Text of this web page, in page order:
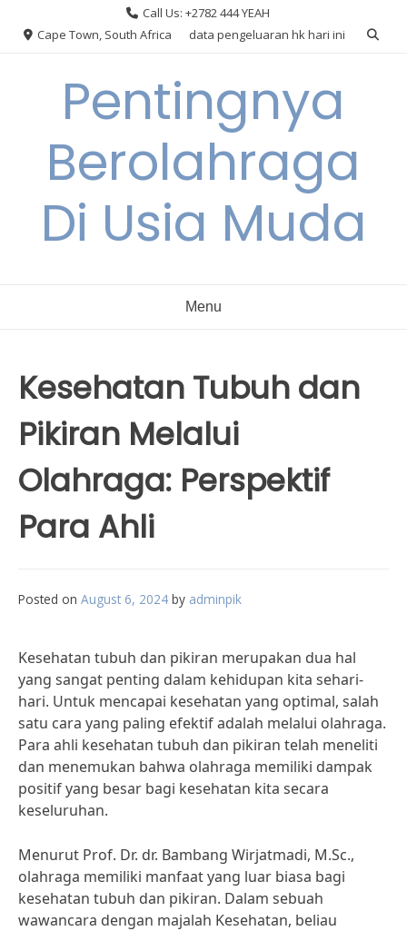
Call Us: +2782 444 YEAH
Cape Town, South Africa
data pengeluaran hk hari ini
Pentingnya
Berolahraga
Di Usia Muda
Menu
Kesehatan Tubuh dan
Pikiran Melalui
Olahraga: Perspektif
Para Ahli
Posted on August 6, 2024 by adminpik
Kesehatan tubuh dan pikiran merupakan dua hal
yang sangat penting dalam kehidupan kita sehari-
hari. Untuk mencapai kesehatan yang optimal, salah
satu cara yang paling efektif adalah melalui olahraga.
Para ahli kesehatan tubuh dan pikiran telah meneliti
dan menemukan bahwa olahraga memiliki dampak
positif yang besar bagi kesehatan kita secara
keseluruhan.
Menurut Prof. Dr. dr. Bambang Wirjatmadi, M.Sc.,
olahraga memiliki manfaat yang luar biasa bagi
kesehatan tubuh dan pikiran. Dalam sebuah
wawancara dengan majalah Kesehatan, beliau